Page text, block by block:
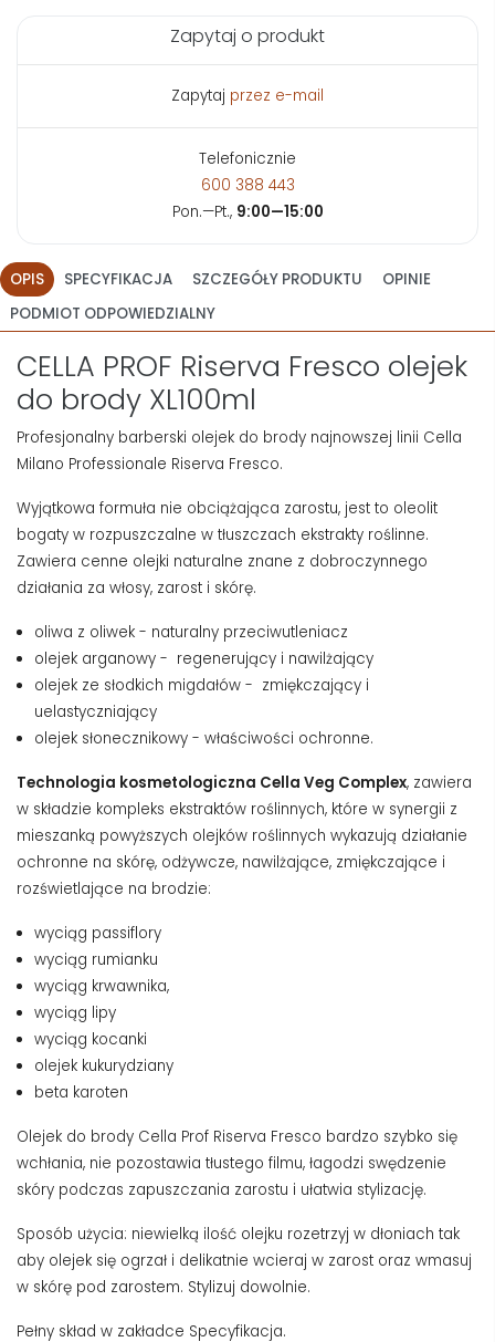
Zapytaj o produkt
Zapytaj przez e-mail
Telefonicznie
600 388 443
Pon.—Pt., 9:00—15:00
OPIS SPECYFIKACJA SZCZEGÓŁY PRODUKTU
OPINIE
PODMIOT ODPOWIEDZIALNY
CELLA PROF Riserva Fresco olejek
do brody XL100ml
Profesjonalny barberski olejek do brody najnowszej linii Cella
Milano Professionale Riserva Fresco.
Wyjątkowa formuła nie obciążająca zarostu, jest to oleolit ​​
bogaty w rozpuszczalne w tłuszczach ekstrakty roślinne.
Zawiera cenne olejki naturalne znane z dobroczynnego
działania za włosy, zarost i skórę.
oliwa z oliwek - naturalny przeciwutleniacz
olejek arganowy - regenerujący i nawilżający
olejek ze słodkich migdałów - zmiękczający i
uelastyczniający
olejek słonecznikowy - właściwości ochronne.
Technologia kosmetologiczna Cella Veg Complex, zawiera
w składzie kompleks ekstraktów roślinnych, które w synergii z
mieszanką powyższych olejków roślinnych wykazują działanie
ochronne na skórę, odżywcze, nawilżające, zmiękczające i
rozświetlające na brodzie:
wyciąg passiflory
wyciąg rumianku
wyciąg krwawnika,
wyciąg lipy
wyciąg kocanki
olejek kukurydziany
beta karoten
Olejek do brody Cella Prof Riserva Fresco bardzo szybko się
wchłania, nie pozostawia tłustego filmu, łagodzi swędzenie
skóry podczas zapuszczania zarostu i ułatwia stylizację.
Sposób użycia: niewielką ilość olejku rozetrzyj w dłoniach tak
aby olejek się ogrzał i delikatnie wcieraj w zarost oraz wmasuj
w skórę pod zarostem. Stylizuj dowolnie.
Pełny skład w zakładce Specyfikacja.